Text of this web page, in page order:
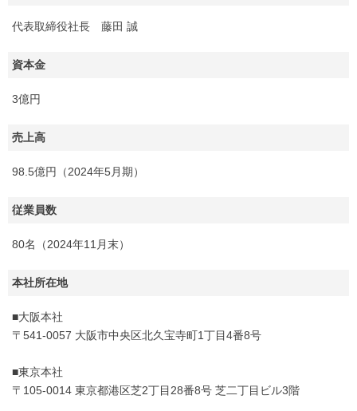
代表取締役社長 藤田 誠
資本金
3億円
売上高
98.5億円（2024年5月期）
従業員数
80名（2024年11月末）
本社所在地
■大阪本社
〒541-0057 大阪市中央区北久宝寺町1丁目4番8号
■東京本社
〒105-0014 東京都港区芝2丁目28番8号 芝二丁目ビル3階